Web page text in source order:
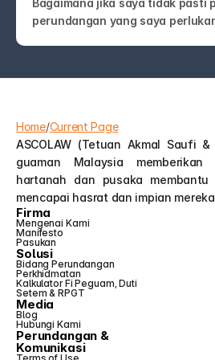
Bagaimana jika saya tidak pasti
perundangan yang saya
undang-undang! Hubungi kami
ASCOLAW akan membimbing anda
Home/Current Page
ASCOLAW (Tetuan Akmal Saufi
guaman Malaysia memberikan
hartanah dan pusaka
mencapai hasrat dan impian
Firma
Mengenai Kami
Manifesto
Pasukan
Solusi
Bidang Perundangan
Perkhidmatan
Kalkulator Fi Peguam, Duti
Setem & RPGT
Media
Blog
Hubungi Kami
Perundangan &
Komunikasi